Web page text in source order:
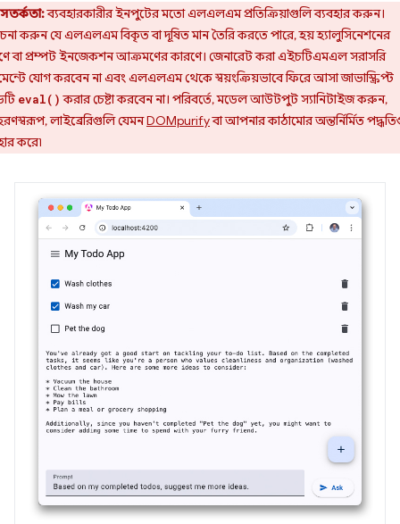
সতর্কতা:ব্যবহারকারীর ইনপুটের মতো এলএলএম প্রতিক্রিয়াগুলি ব্যবহার করুন।
করুন যে এলএলএম বিকৃত বা দূষিত মান তৈরি করতে পারে, হয় হ্যালুসিনেশনের
বা প্রম্পট ইনজেকশন আক্রমণের কারণে। জেনারেট করা এইচটিএমএল সরাসরি
যোগ করবেন না এবং এলএলএম থেকে স্বয়ংক্রিয়ভাবে ফিরে আসা জাভাস্ক্রিপ্ট
eval() করার চেষ্টা করবেন না। পরিবর্তে, মডেল আউটপুট স্যানিটাইজ করুন,
লাইব্রেরিগুলি যেমনDOMpurifyবা আপনার কাঠামোর অন্তর্নির্মিত
করে৷